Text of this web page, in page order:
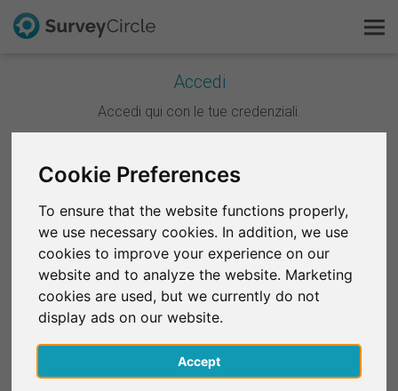
Cookie Preferences
To ensure that the website functions properly,
we use necessary cookies. In addition, we use
cookies to improve your experience on our
website and to analyze the website. Marketing
cookies are used, but we currently do not
display ads on our website.
Accept
Accedi
Accedi qui con le tue credenziali.
Continua con Google
Continua con Facebook
OPPURE
E-mail*
Password*
Questo è SurveyCircle
FAQ
Registrati gratis
English